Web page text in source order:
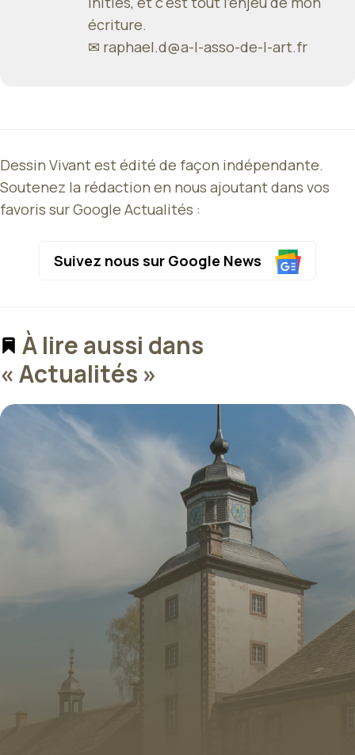
écriture.
✉ raphael.d@a-l-asso-de-l-art.fr
Dessin Vivant est édité de façon indépendante.
Soutenez la rédaction en nous ajoutant dans vos
favoris sur Google Actualités :
Suivez nous sur Google News
À lire aussi dans
« Actualités »